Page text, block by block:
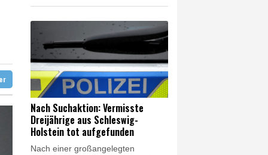
schließen
übernimmt Ermittlungen
Nach Suchaktion: Vermisste
Dreijährige aus Schleswig-
Holstein tot aufgefunden
Nach einer großangelegten